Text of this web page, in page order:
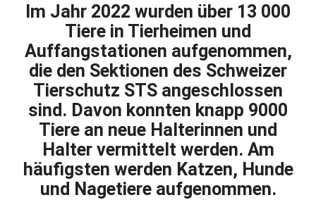
Im Jahr 2022 wurden über 13 000
Tiere in Tierheimen und
Auffangstationen aufgenommen,
die den Sektionen des Schweizer
Tierschutz STS angeschlossen
sind. Davon konnten knapp 9000
Tiere an neue Halterinnen und
Halter vermittelt werden. Am
häufigsten werden Katzen, Hunde
und Nagetiere aufgenommen.